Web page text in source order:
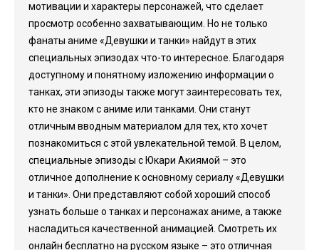
мотивации и характеры персонажей, что сделает
просмотр особенно захватывающим. Но не только
фанаты аниме «Девушки и танки» найдут в этих
специальных эпизодах что-то интересное. Благодаря
доступному и понятному изложению информации о
танках, эти эпизоды также могут заинтересовать тех,
кто не знаком с аниме или танками. Они станут
отличным вводным материалом для тех, кто хочет
познакомиться с этой увлекательной темой. В целом,
специальные эпизоды с Юкари Акиямой – это
отличное дополнение к основному сериалу «Девушки
и танки». Они представляют собой хороший способ
узнать больше о танках и персонажах аниме, а также
насладиться качественной анимацией. Смотреть их
онлайн бесплатно на русском языке – это отличная